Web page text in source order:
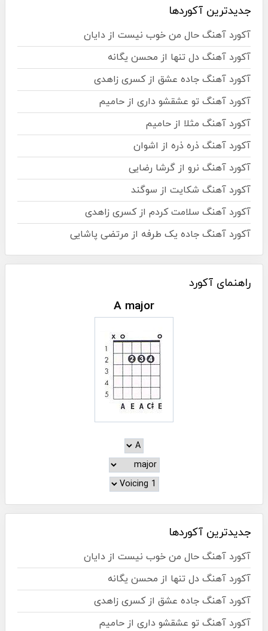
جدیدترین آکوردها
آکورد آهنگ حال من خوب نیست از دایان
آکورد آهنگ دل تنها از محسن یگانه
آکورد آهنگ جاده عشق از کسری زاهدی
آکورد آهنگ تو عشقشو داری از حامیم
آکورد آهنگ مثلا از حامیم
آکورد آهنگ ذره ذره از اشوان
آکورد آهنگ نرو از گرشا رضایی
آکورد آهنگ شکایت از سوگند
آکورد آهنگ سلامت کردم از کسری زاهدی
آکورد آهنگ جاده یک طرفه از مرتضی پاشایی
راهنمای آکورد
A major
جدیدترین آکوردها
آکورد آهنگ حال من خوب نیست از دایان
آکورد آهنگ دل تنها از محسن یگانه
آکورد آهنگ جاده عشق از کسری زاهدی
آکورد آهنگ تو عشقشو داری از حامیم